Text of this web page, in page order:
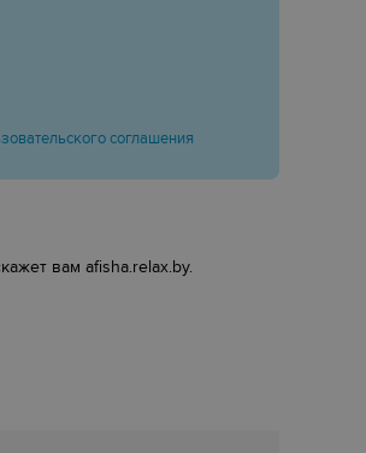
соглашения
вам afisha.relax.by.